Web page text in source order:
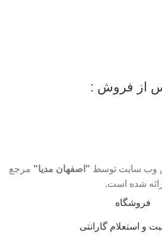
از فروش :
وب سایت توسط "اصفهان مدیا" مرجع
شده است.
فروشگاه
و استعلام گارانتی